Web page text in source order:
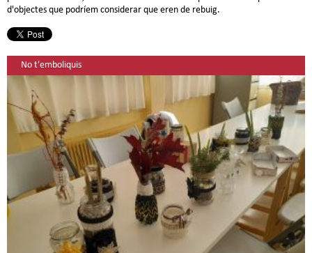
d'objectes que podríem considerar que eren de rebuig.
No t'emboliquis